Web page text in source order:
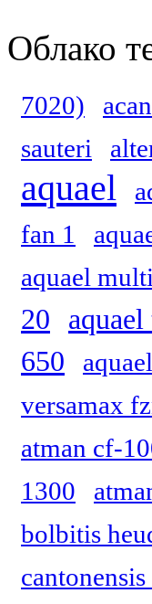
Облако
7020)
sauteri
aquael
fan 1
aquael
20
650
versamax
atman cf-
1300
bolbitis